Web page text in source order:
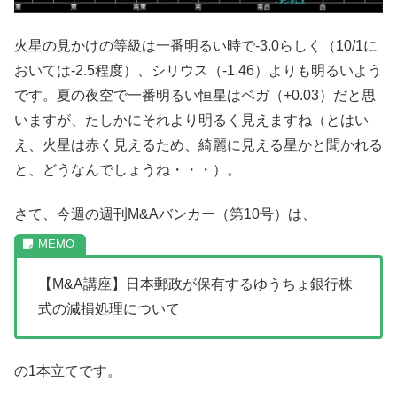
火星の見かけの等級は一番明るい時で-3.0らしく（10/1に
おいては-2.5程度）、シリウス（-1.46）よりも明るいよう
です。夏の夜空で一番明るい恒星はベガ（+0.03）だと思
いますが、たしかにそれより明るく見えますね（とはい
え、火星は赤く見えるため、綺麗に見える星かと聞かれる
と、どうなんでしょうね・・・）。
さて、今週の週刊M&Aバンカー（第10号）は、
【M&A講座】日本郵政が保有するゆうちょ銀行株
式の減損処理について
の1本立てです。